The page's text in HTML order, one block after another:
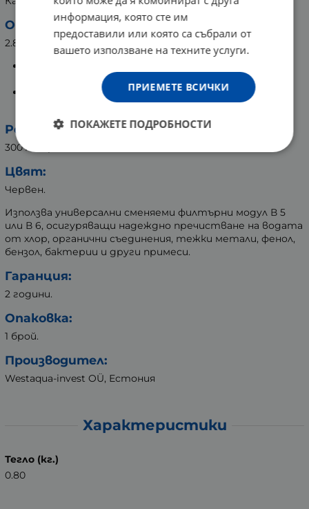
Обем:
2.8 литра, разделен на 2:
налива непречистена вода;
1,4 литра в долното отделение на каната за
съхранение на пречистена вода.
Ресурс на филтъра:
300 литра.
Цвят:
Червен.
Използва универсални сменяеми филтърни модул В 5
или В 6, осигуряващи надеждно пречистване на водата
от хлор, органични съединения, тежки метали, фенол,
бензол, бактерии и други примеси.
Гаранция:
2 години.
Опаковка:
1 брой.
Производител:
Westaqua-invest OÜ, Естония
Характеристики
Тегло (кг.)
0.80
информация, която сте им
предоставили или която са събрали от
вашето използване на техните услуги.
ПРИЕМЕТЕ ВСИЧКИ
ПОКАЖЕТЕ ПОДРОБНОСТИ